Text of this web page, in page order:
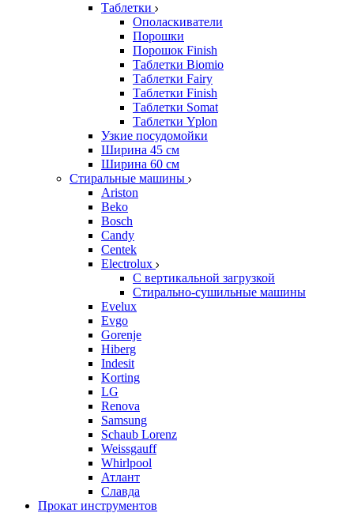
Таблетки
Ополаскиватели
Порошки
Порошок Finish
Таблетки Biomio
Таблетки Fairy
Таблетки Finish
Таблетки Somat
Таблетки Yplon
Узкие посудомойки
Ширина 45 см
Ширина 60 см
Стиральные машины
Ariston
Beko
Bosch
Candy
Centek
Electrolux
С вертикальной загрузкой
Стирально-сушильные машины
Evelux
Evgo
Gorenje
Hiberg
Indesit
Korting
LG
Renova
Samsung
Schaub Lorenz
Weissgauff
Whirlpool
Атлант
Славда
Прокат инструментов